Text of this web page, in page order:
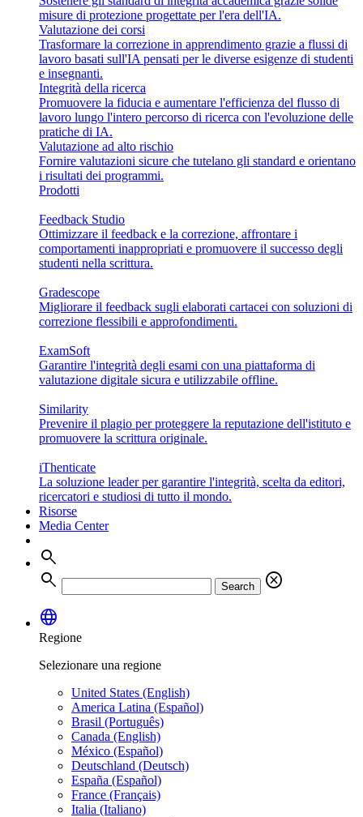
misure di protezione progettate per l'era dell'IA.
Valutazione dei corsi
Trasformare la correzione in apprendimento grazie a flussi di
lavoro basati sull'IA pensati per le diverse esigenze di studenti
e insegnanti.
Integrità della ricerca
Promuovere la fiducia e aumentare l'efficienza del flusso di
lavoro lungo l'intero percorso di ricerca con l'evoluzione delle
pratiche di IA.
Valutazione ad alto rischio
Fornire valutazioni sicure che tutelano gli standard e orientano
i risultati dei programmi.
Prodotti
Feedback Studio
Ottimizzare il feedback e la correzione, affrontare i
comportamenti inappropriati e promuovere il successo degli
studenti nella scrittura.
Gradescope
Migliorare il feedback sugli elaborati cartacei con soluzioni di
correzione flessibili e approfondimenti.
ExamSoft
Garantire l'integrità degli esami con una piattaforma di
valutazione digitale sicura e utilizzabile offline.
Similarity
Prevenire il plagio per proteggere la reputazione dell'istituto e
promuovere la scrittura originale.
iThenticate
La soluzione leader per garantire l'integrità, scelta da editori,
ricercatori e studiosi di tutto il mondo.
Risorse
Media Center
search
search
Search
cancel
language
Regione
Selezionare una regione
United States (English)
America Latina (Español)
Brasil (Português)
Canada (English)
México (Español)
Deutschland (Deutsch)
España (Español)
France (Français)
Italia (Italiano)